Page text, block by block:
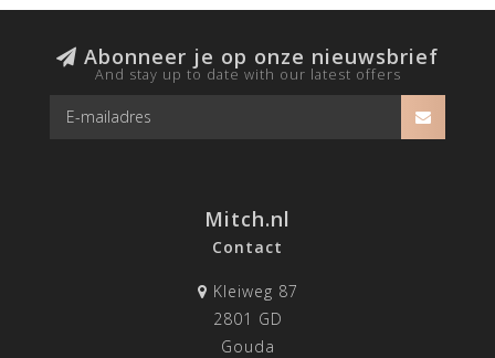
Abonneer je op onze nieuwsbrief
And stay up to date with our latest offers
Mitch.nl
Contact
Kleiweg 87
2801 GD
Gouda